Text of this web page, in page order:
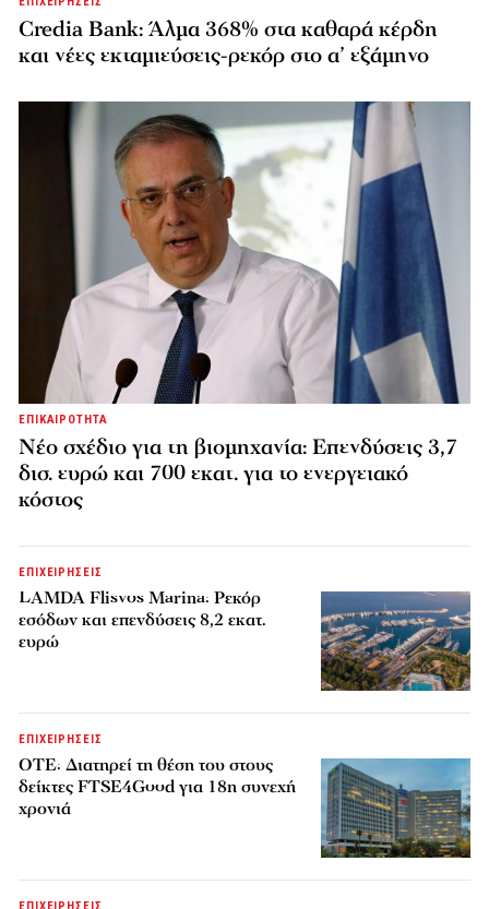
Credia Bank: Άλμα 368% στα καθαρά κέρδη
και νέες εκταμιεύσεις-ρεκόρ στο α’ εξάμηνο
ΕΠΙΚΑΙΡΟΤΗΤΑ
Νέο σχέδιο για τη βιομηχανία: Επενδύσεις 3,7
δισ. ευρώ και 700 εκατ. για το ενεργειακό
κόστος
ΕΠΙΧΕΙΡΗΣΕΙΣ
LAMDA Flisvos Marina: Ρεκόρ
εσόδων και επενδύσεις 8,2 εκατ.
ευρώ
ΕΠΙΧΕΙΡΗΣΕΙΣ
ΟΤΕ: Διατηρεί τη θέση του στους
δείκτες FTSE4Good για 18η συνεχή
χρονιά